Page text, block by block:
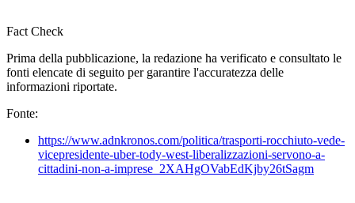
Fact Check
Prima della pubblicazione, la redazione ha verificato e consultato le
fonti elencate di seguito per garantire l'accuratezza delle
informazioni riportate.
Fonte:
https://www.adnkronos.com/politica/trasporti-rocchiuto-vede-
vicepresidente-uber-tody-west-liberalizzazioni-servono-a-
cittadini-non-a-imprese_2XAHgOVabEdKjby26tSagm